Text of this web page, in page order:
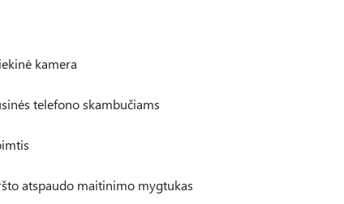
kamera
telefono skambučiams
atspaudo maitinimo mygtukas